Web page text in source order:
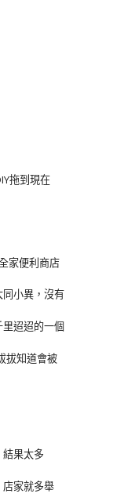
拖到現在
家便利商店
小異，沒有
迢迢的一個
拔知道會被
果太多
家就多舉